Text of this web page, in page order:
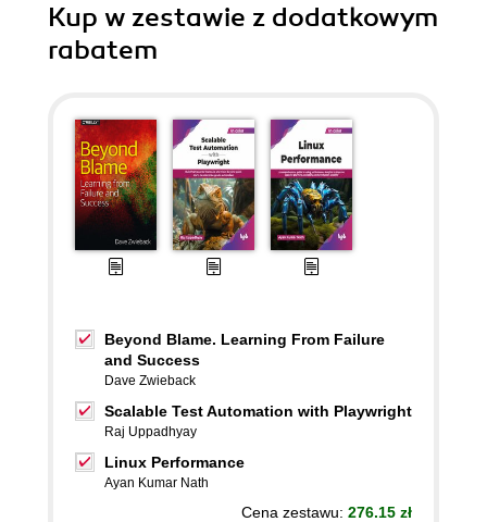
Kup w zestawie z dodatkowym
rabatem
Beyond Blame. Learning From Failure
and Success
Dave Zwieback
Scalable Test Automation with Playwright
Raj Uppadhyay
Linux Performance
Ayan Kumar Nath
Cena zestawu: 276.15 zł